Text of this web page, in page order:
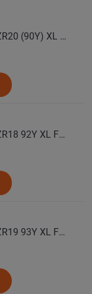
CONTINENTAL Автошина 225/35 ZR20 (90Y) XL FR SportContact 7 лето
CONTINENTAL Автошина 225/40 ZR18 92Y XL FR SportContact 7 лето
CONTINENTAL Автошина 225/40 ZR19 93Y XL FR SportContact 7 лето